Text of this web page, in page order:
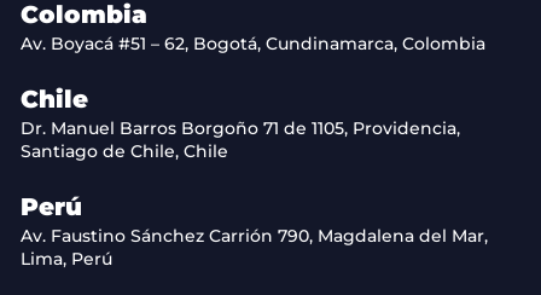
Colombia
Av. Boyacá #51 – 62, Bogotá, Cundinamarca, Colombia
Chile
Dr. Manuel Barros Borgoño 71 de 1105, Providencia,
Santiago de Chile, Chile
Perú
Av. Faustino Sánchez Carrión 790, Magdalena del Mar,
Lima, Perú